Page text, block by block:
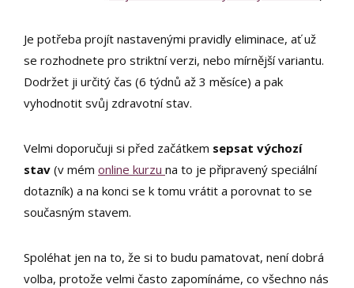
Je potřeba projít nastavenými pravidly eliminace, ať už
se rozhodnete pro striktní verzi, nebo mírnější variantu.
Dodržet ji určitý čas (6 týdnů až 3 měsíce) a pak
vyhodnotit svůj zdravotní stav.
Velmi doporučuji si před začátkem sepsat výchozí
stav (v mém online kurzu na to je připravený speciální
dotazník) a na konci se k tomu vrátit a porovnat to se
současným stavem.
Spoléhat jen na to, že si to budu pamatovat, není dobrá
volba, protože velmi často zapomínáme, co všechno nás